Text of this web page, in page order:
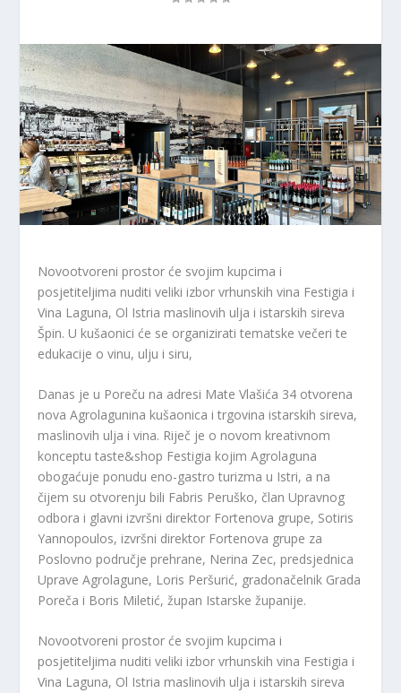
Novootvoreni prostor će svojim kupcima i
posjetiteljima nuditi veliki izbor vrhunskih vina Festigia i
Vina Laguna, Ol Istria maslinovih ulja i istarskih sireva
Špin. U kušaonici će se organizirati tematske večeri te
edukacije o vinu, ulju i siru,
Danas je u Poreču na adresi Mate Vlašića 34 otvorena
nova Agrolagunina kušaonica i trgovina istarskih sireva,
maslinovih ulja i vina. Riječ je o novom kreativnom
konceptu taste&shop Festigia kojim Agrolaguna
obogaćuje ponudu eno-gastro turizma u Istri, a na
čijem su otvorenju bili Fabris Peruško, član Upravnog
odbora i glavni izvršni direktor Fortenova grupe, Sotiris
Yannopoulos, izvršni direktor Fortenova grupe za
Poslovno područje prehrane, Nerina Zec, predsjednica
Uprave Agrolagune, Loris Peršurić, gradonačelnik Grada
Poreča i Boris Miletić, župan Istarske županije.
Novootvoreni prostor će svojim kupcima i
posjetiteljima nuditi veliki izbor vrhunskih vina Festigia i
Vina Laguna, Ol Istria maslinovih ulja i istarskih sireva